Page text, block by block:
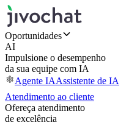
Oportunidades
AI
Impulsione o desempenho
da sua equipe com IA
Agente IAAssistente de IA
Atendimento ao cliente
Ofereça atendimento
de excelência